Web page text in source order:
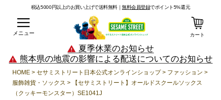
税込5000円以上のお買い上げで送料無料｜無料会員登録でポイント5%還元
メニュー カート
夏季休業のお知らせ
熊本県の地震の影響による配送についてのお知らせ
HOME セサミストリート日本公式オンラインショップ
ファッション
服飾雑貨・ソックス
【セサミストリート】オールドスクールソックス
（クッキーモンスター）SE1041J